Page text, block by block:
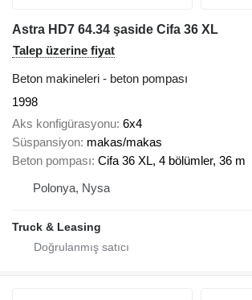
Astra HD7 64.34 şaside Cifa 36 XL
Talep üzerine fiyat
Beton makineleri - beton pompası
1998
Aks konfigürasyonu 6x4
Süspansiyon makas/makas
Beton pompası Cifa 36 XL, 4 bölümler, 36 m
Polonya, Nysa
Truck & Leasing